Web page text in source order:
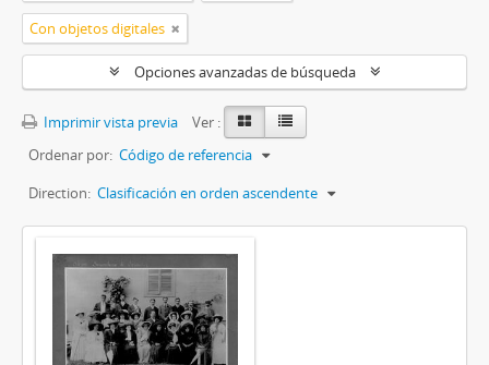
Con objetos digitales
Opciones avanzadas de búsqueda
Imprimir vista previa
Ver :
Ordenar por: Código de referencia
Direction: Clasificación en orden ascendente